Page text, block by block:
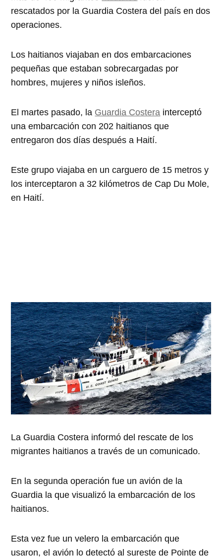
rescatados por la Guardia Costera del país en dos
operaciones.
Los haitianos viajaban en dos embarcaciones
pequeñas que estaban sobrecargadas por
hombres, mujeres y niños isleños.
El martes pasado, la Guardia Costera interceptó
una embarcación con 202 haitianos que
entregaron dos días después a Haití.
Este grupo viajaba en un carguero de 15 metros y
los interceptaron a 32 kilómetros de Cap Du Mole,
en Haití.
La Guardia Costera informó del rescate de los
migrantes haitianos a través de un comunicado.
En la segunda operación fue un avión de la
Guardia la que visualizó la embarcación de los
haitianos.
Esta vez fue un velero la embarcación que
usaron, el avión lo detectó al sureste de Pointe de